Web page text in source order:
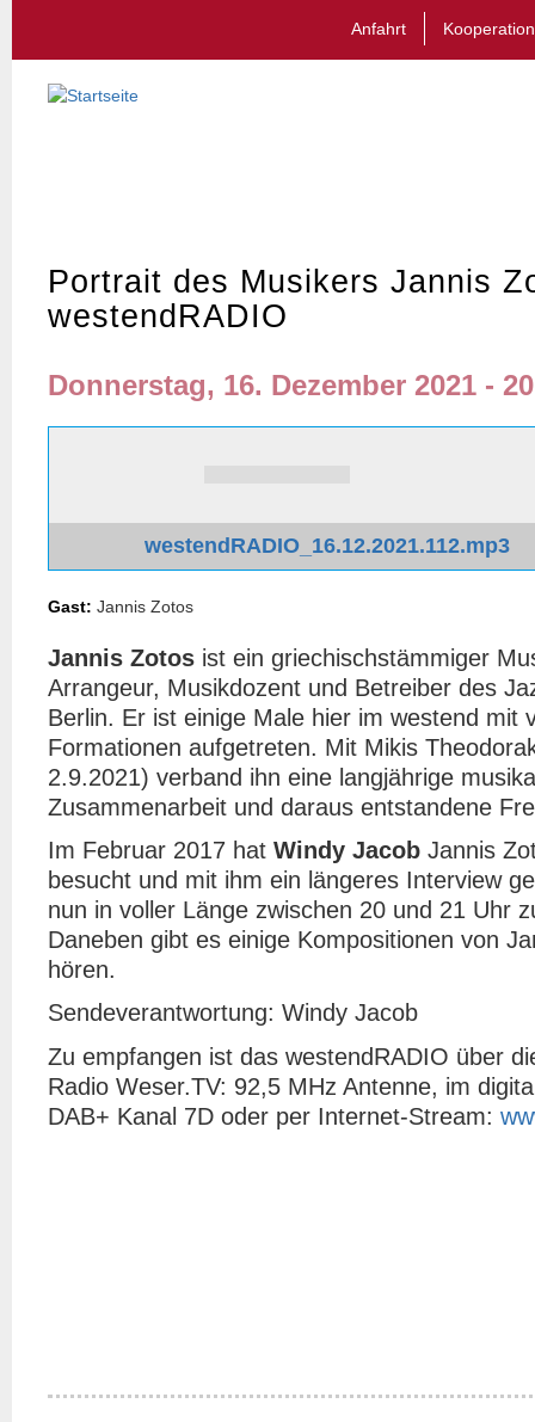
Anfahrt Kooperation
Portrait des Musikers Jannis
westendRADIO
Donnerstag, 16. Dezember 2021 -
westendRADIO_16.12.2021.112.mp3
Gast: Jannis Zotos
Jannis Zotos ist ein griechischstämmiger
Arrangeur, Musikdozent und Betreiber des
Berlin. Er ist einige Male hier im westend mit
Formationen aufgetreten. Mit Mikis
2.9.2021) verband ihn eine langjährige
Zusammenarbeit und daraus entstandene
Im Februar 2017 hat Windy Jacob Jannis
besucht und mit ihm ein längeres Interview
nun in voller Länge zwischen 20 und 21 Uhr
Daneben gibt es einige Kompositionen von
hören.
Sendeverantwortung: Windy Jacob
Zu empfangen ist das westendRADIO über
Radio Weser.TV: 92,5 MHz Antenne, im
DAB+ Kanal 7D oder per Internet-Stream: